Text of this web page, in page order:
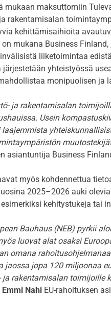
mukaan maksuttomiin
rakentamisalan
kehittämisaihioita
mukana Business
liiketoimintaa
yhteistyössä
monipuolisen ja
ja rakentamisalan
Usein
asiantuntija Business
myös kohdennettua
2025–2026 auki
kehitystukeja tai
Bauhaus (NEB) pyrkii
luovat alat osaksi
omana
jaossa jopa 120 miljoonaa
rakentamisalan toimijoille
Emmi Nahi EU-rahoituksen